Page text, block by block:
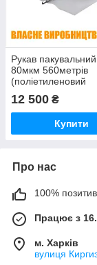
Рукав
80мкм 560метрів
(поліетиленовий
12 500 ₴
Купити
Про нас
100%
Працює з
м. Харків
вулиця